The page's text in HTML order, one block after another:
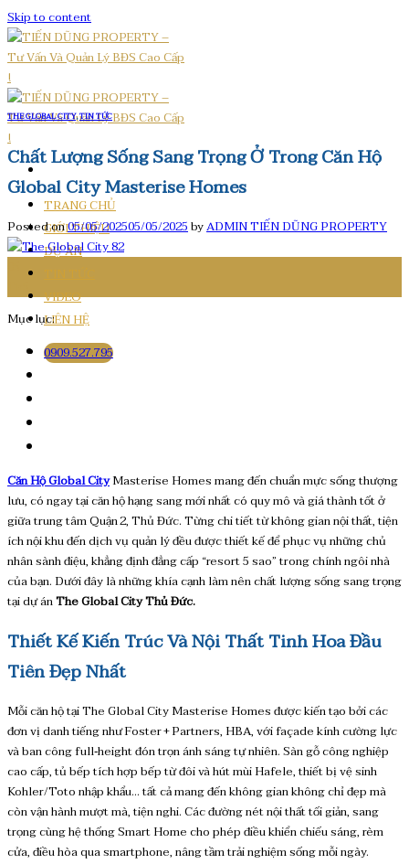
Skip to content
TRANG CHỦ
GIỚI THIỆU
DỰ ÁN
VIDEO
LIÊN HỆ
0909.527.795
THE GLOBAL CITY,TIN TỨC
Chất Lượng Sống Sang Trọng Ở Trong Căn Hộ
Global City Masterise Homes
Posted on05/05/202505/05/2025byADMIN TIẾN DŨNG PROPERTY
Mục lục:
Căn Hộ Global CityMasterise Homes mang đến chuẩn mực sống thượng
lưu, có ngay tại căn hộ hạng sang mới nhất có quy mô và giá thành tốt ở
giữa trung tâm Quận 2, Thủ Đức. Từng chi tiết từ không gian nội thất, tiện
ích nội khu đến dịch vụ quản lý đều được thiết kế để phục vụ những chủ
nhân sành điệu, khẳng định đẳng cấp “resort 5 sao” trong chính ngôi nhà
của bạn. Dưới đây là những khía cạnh làm nên chất lượng sống sang trọng
tại dự ánThe Global City Thủ Đức.
Thiết Kế Kiến Trúc Và Nội Thất Tinh Hoa Đầu
Tiên Đẹp Nhất
Mỗi căn hộ tại The Global City Masterise Homes được kiến tạo bởi các
đơn vị danh tiếng như Foster + Partners, HBA, với façade kính cường lực
và ban công full‑height đón trọn ánh sáng tự nhiên. Sàn gỗ công nghiệp
cao cấp, tủ bếp tích hợp bếp từ đôi và hút mùi Hafele, thiết bị vệ sinh
Kohler/Toto nhập khẩu… tất cả mang đến không gian không chỉ đẹp mà
còn vận hành mượt mà, tiện nghi. Các đường nét nội thất tối giản, sang
trọng cùng hệ thống Smart Home cho phép điều khiển chiếu sáng, rèm
cửa, điều hòa qua smartphone, nâng tầm trải nghiệm sống mỗi ngày.